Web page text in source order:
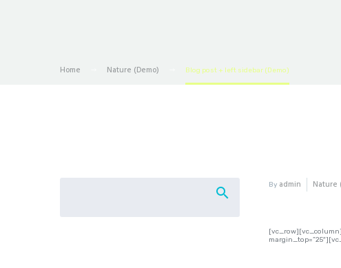
Home Nature (Demo) Blog post + left sidebar (Demo)
By admin Nature